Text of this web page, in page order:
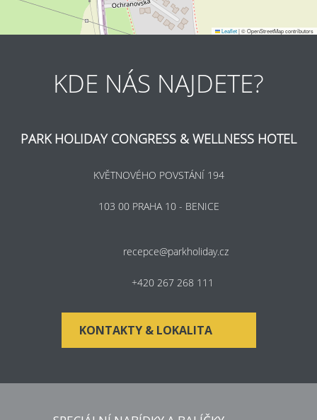
Leaflet|© OpenStreetMap contributors
KDE NÁS NAJDETE?
PARK HOLIDAY CONGRESS & WELLNESS HOTEL
KVĚTNOVÉHO POVSTÁNÍ 194
103 00 PRAHA 10 - BENICE
recepce@parkholiday.cz
+420 267 268 111
KONTAKTY & LOKALITA